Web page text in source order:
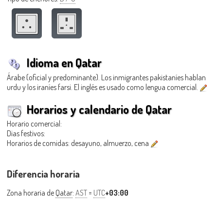
Idioma en Qatar
Árabe (oficial y predominante). Los inmigrantes pakistaníes hablan
urdu y los iraníes farsi. El inglés es usado como lengua comercial.
Horarios y calendario de Qatar
Horario comercial:
Dias festivos:
Horarios de comidas: desayuno, almuerzo, cena
Diferencia horaria
Zona horaria de Qatar: AST = UTC+03:00